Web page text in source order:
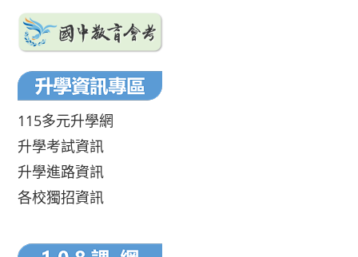
115多元升學網
升學考試資訊
升學進路資訊
各校獨招資訊